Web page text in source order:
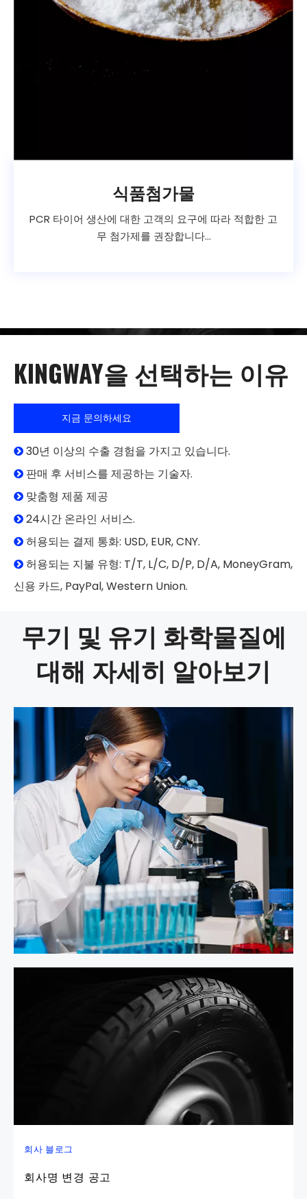
식품첨가물
PCR 타이어 생산에 대한 고객의 요구에 따라 적합한 고
무 첨가제를 권장합니다...
KINGWAY을 선택하는 이유
지금 문의하세요
 30년 이상의 수출 경험을 가지고 있습니다.
 판매 후 서비스를 제공하는 기술자.
 맞춤형 제품 제공
 24시간 온라인 서비스.
 허용되는 결제 통화: USD, EUR, CNY.
 허용되는 지불 유형: T/T, L/C, D/P, D/A, MoneyGram,
신용 카드, PayPal, Western Union.
무기 및 유기 화학물질에
대해 자세히 알아보기
회사 블로그
회사명 변경 공고